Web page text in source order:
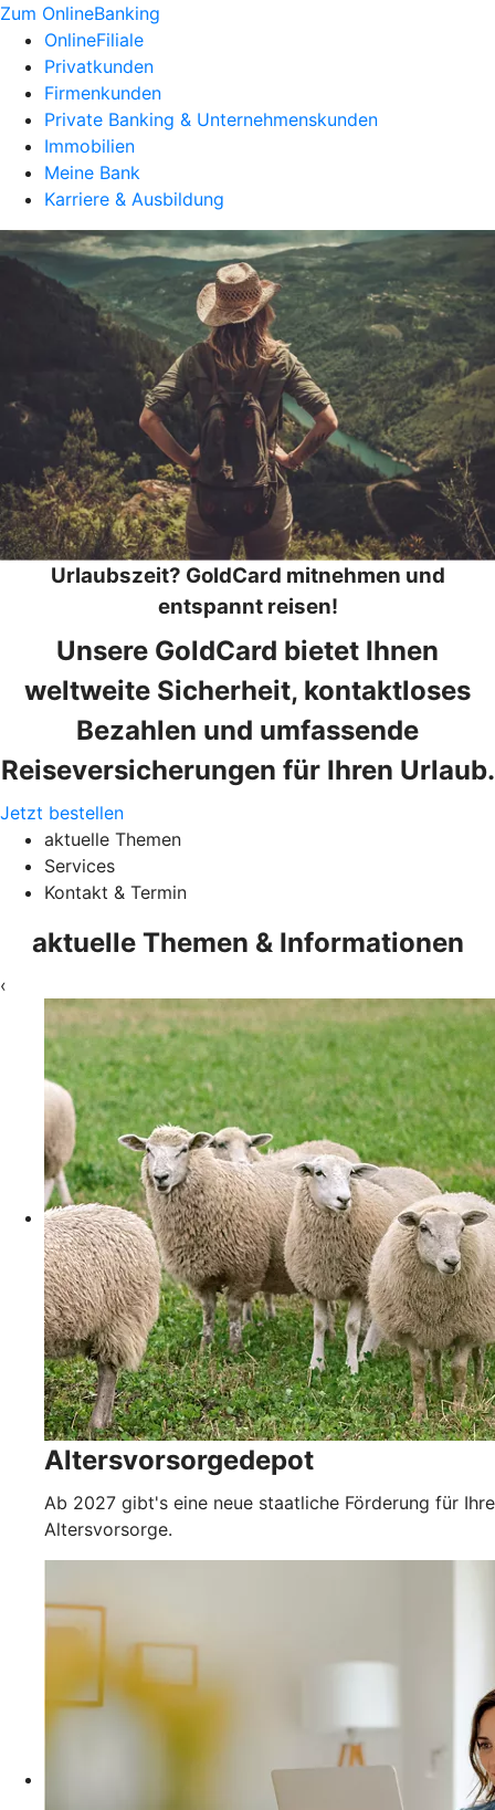
Zum OnlineBanking
OnlineFiliale
Privatkunden
Firmenkunden
Private Banking & Unternehmenskunden
Immobilien
Meine Bank
Karriere & Ausbildung
Urlaubszeit? GoldCard mitnehmen und
entspannt reisen!
Unsere GoldCard bietet Ihnen
weltweite Sicherheit, kontaktloses
Bezahlen und umfassende
Reiseversicherungen für Ihren Urlaub.
Jetzt bestellen
aktuelle Themen
Services
Kontakt & Termin
aktuelle Themen & Informationen
‹
Altersvorsorgedepot
Ab 2027 gibt's eine neue staatliche Förderung für Ihre
Altersvorsorge.